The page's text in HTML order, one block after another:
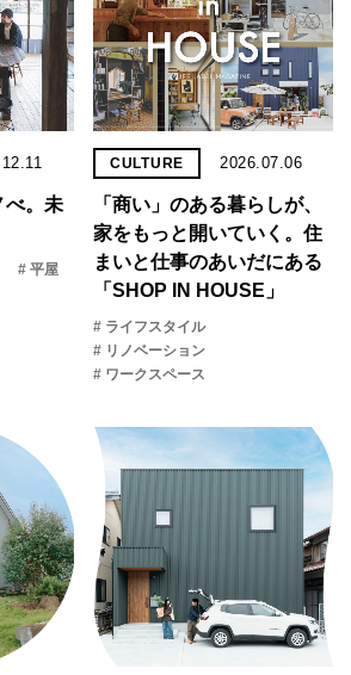
べ。未
# 平屋
CULTURE 2026.07.06
「商い」の​ある​暮らしが、​
家を​もっと​開いていく。​住
まいと​仕事の​あいだに​ある​
「SHOP IN HOUSE」
# ライフスタイル
# リノベーション
# ワークスペース